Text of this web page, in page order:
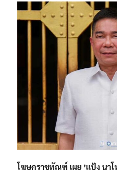
โฆษกราชทัณฑ์ เผย ’แป้ง นา